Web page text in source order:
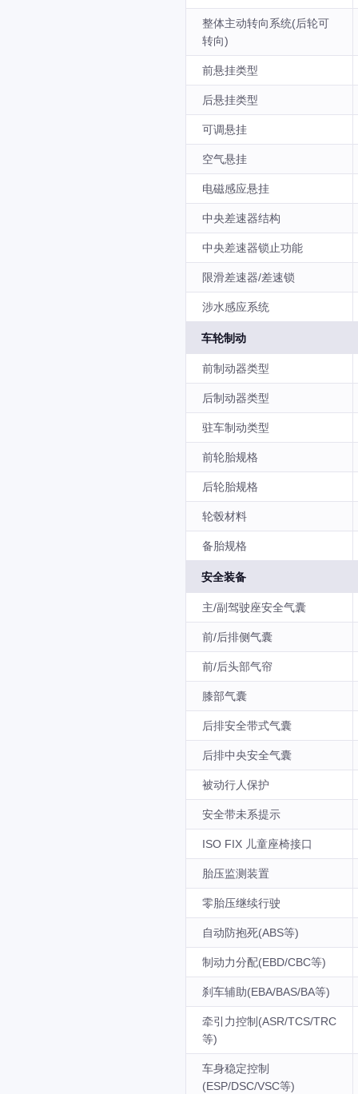
整体主动转向系统(后轮可
转向)
前悬挂类型
后悬挂类型
可调悬挂
空气悬挂
电磁感应悬挂
中央差速器结构
中央差速器锁止功能
限滑差速器/差速锁
涉水感应系统
车轮制动
前制动器类型
后制动器类型
驻车制动类型
前轮胎规格
后轮胎规格
轮毂材料
备胎规格
安全装备
主/副驾驶座安全气囊
前/后排侧气囊
前/后头部气帘
膝部气囊
后排安全带式气囊
后排中央安全气囊
被动行人保护
安全带未系提示
ISO FIX 儿童座椅接口
胎压监测装置
零胎压继续行驶
自动防抱死(ABS等)
制动力分配(EBD/CBC等)
刹车辅助(EBA/BAS/BA等)
牵引力控制(ASR/TCS/TRC
等)
车身稳定控制
(ESP/DSC/VSC等)